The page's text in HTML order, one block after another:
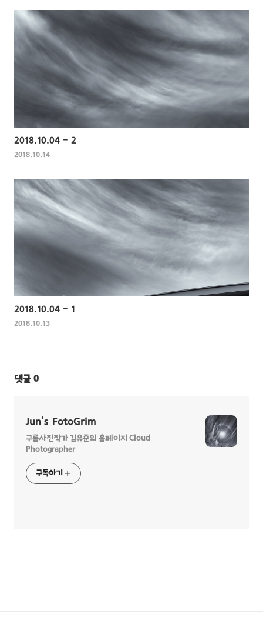
2018.10.04 - 2
2018.10.14
2018.10.04 - 1
2018.10.13
댓글 0
Jun's FotoGrim
구름사진작가 김유준의 홈페이지 Cloud
Photographer
구독하기